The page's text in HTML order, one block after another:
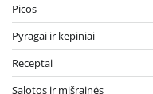
Picos
Pyragai ir kepiniai
Receptai
Salotos ir mišrainės